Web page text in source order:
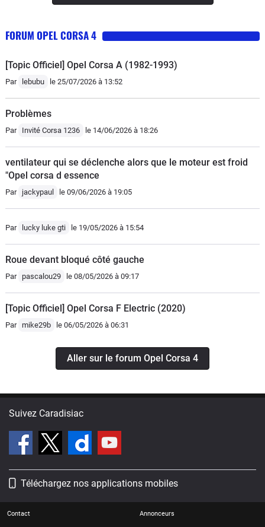
FORUM OPEL CORSA 4
[Topic Officiel] Opel Corsa A (1982-1993)
Par lebubu le 25/07/2026 à 13:52
Problèmes
Par Invité Corsa 1236 le 14/06/2026 à 18:26
ventilateur qui se déclenche alors que le moteur est froid
"Opel corsa d essence
Par jackypaul le 09/06/2026 à 19:05
Par lucky luke gti le 19/05/2026 à 15:54
Roue devant bloqué côté gauche
Par pascalou29 le 08/05/2026 à 09:17
[Topic Officiel] Opel Corsa F Electric (2020)
Par mike29b le 06/05/2026 à 06:31
Aller sur le forum Opel Corsa 4
Suivez Caradisiac
Téléchargez nos applications mobiles
Contact Annonceurs